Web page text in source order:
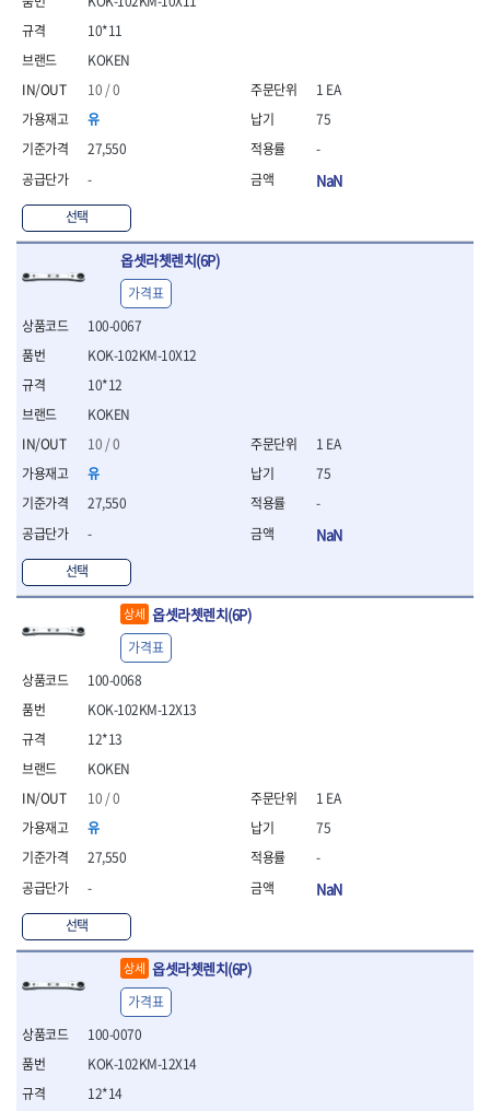
- 날교환드라이버세트
- 드라이버핸들
- 비트세트
- 비트홀다드라이버세트
- 드라이버블레이드
- 비트드라이버
- 검전드라이버
- 육각T렌치
- 전동비트홀다
- 드라이버비트세트
- 옵셋드라이버
- 스크래퍼드라이버
- 시계드라이버
- 정밀드라이버
- 육각복스드라이버
- 스크류드라이버
- 툴첵플러스
- 볼트세터
- 너트드라이버
- 자화기
- 레이저팁 드라이버
- 라쳇렌치
- 임팩엑스트라롱소켓
- 드릴척아답타
- 옵셋렌치
- 파워렌치
- 소켓홀더
- 클라이밍비트
- 토크아답타
- 비트소켓세트
- 포지비트
- 임팩일자비트
- 임팩포지비트
- 임팩십자비트
- 십자비트
- 임팩별비트소켓
- 임팩XZN비트소켓
- 십자비트소켓
- 일자비트소켓
- 에어앵글그라인더
- 에어리베터기
- 타이어압력게이지
- 에어원형샌더
- 에어톱
- 운반가방
연마기계
- 건식그라인더
- 연마지그
- 연마숫돌
- 루터, 루터테이블
이젠
일레드
츠노다(TTC)
타이거(TIGER)
플렉스-절단석
협성
황금손
KOKEN
10 / 0
유
27,550
-
선택
10*11
1 EA
75
-
NaN
옵셋라쳇렌치(6P)
100-0067
KOKEN
10 / 0
유
27,550
-
선택
KOK-102KM-10X12
10*12
가격표
1 EA
75
-
NaN
상세 옵셋라쳇렌치(6P)
100-0068
KOKEN
10 / 0
유
27,550
-
선택
KOK-102KM-12X13
12*13
가격표
1 EA
75
-
NaN
상세 옵셋라쳇렌치(6P)
100-0070
KOK-102KM-12X14
12*14
가격표